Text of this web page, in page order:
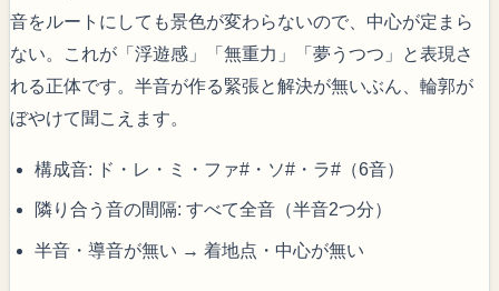
音をルートにしても景色が変わらないので、中心が定まら
ない。これが「浮遊感」「無重力」「夢うつつ」と表現さ
れる正体です。半音が作る緊張と解決が無いぶん、輪郭が
ぼやけて聞こえます。
構成音: ド・レ・ミ・ファ#・ソ#・ラ#（6音）
隣り合う音の間隔: すべて全音（半音2つ分）
半音・導音が無い → 着地点・中心が無い